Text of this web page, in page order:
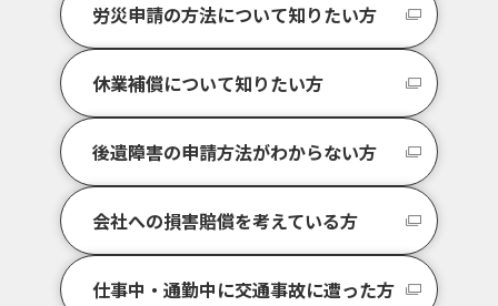
労災申請の方法について知りたい方
休業補償について知りたい方
後遺障害の申請方法がわからない方
会社への損害賠償を考えている方
仕事中・通勤中に交通事故に遭った方